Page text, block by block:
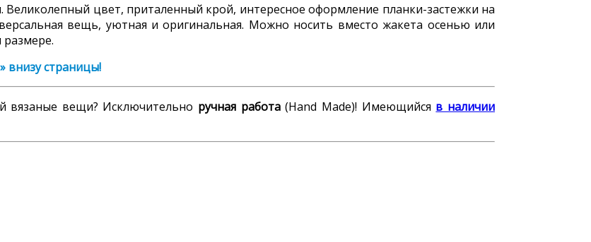
цвет, приталенный крой, интересное оформление планки-застежки на
вещь, уютная и оригинальная. Можно носить вместо жакета осенью или
внизу страницы!
вязаные вещи? Исключительно ручная работа(Hand Made)! Имеющийся в наличии